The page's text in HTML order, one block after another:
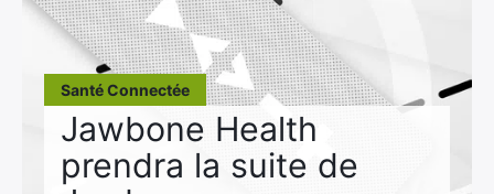
Santé Connectée
Jawbone Health
prendra la suite de